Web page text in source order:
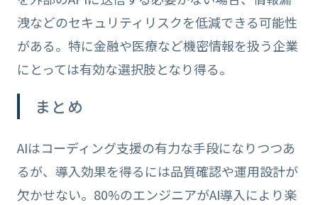
洩などのセキュリティリスクを低減できる可能性
がある。特に金融や医療など機密情報を扱う企業
にとっては有効な選択肢となり得る。
まとめ
AIはコーディング支援の有力な手段になりつつあ
るが、導入効果を得るには品質確認や運用設計が
欠かせない。80%のエンジニアがAI導入により楽